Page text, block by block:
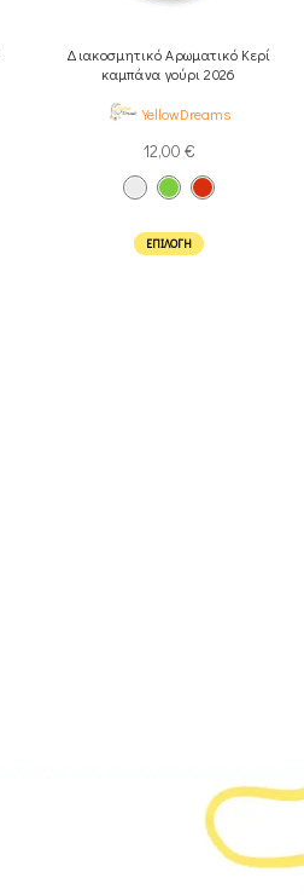
Διακοσμητικό Αρωματικό Κερί
καμπάνα γούρι 2026
YellowDreams
12,00 €
ΕΠΙΛΟΓΉ